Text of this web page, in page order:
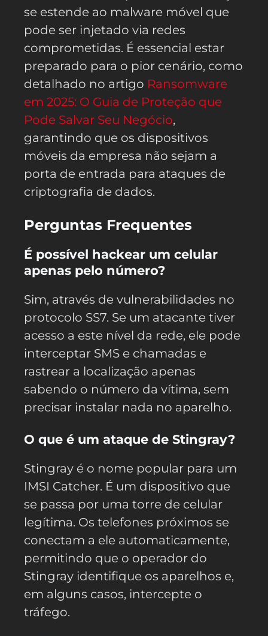
se estende ao malware móvel que
pode ser injetado via redes
comprometidas. É essencial estar
preparado para o pior cenário, como
detalhado no artigo Ransomware
em 2025: O Guia de Proteção que
Pode Salvar Seu Negócio,
garantindo que os dispositivos
móveis da empresa não sejam a
porta de entrada para ataques de
criptografia de dados.
Perguntas Frequentes
É possível hackear um celular
apenas pelo número?
Sim, através de vulnerabilidades no
protocolo SS7. Se um atacante tiver
acesso a este nível da rede, ele pode
interceptar SMS e chamadas e
rastrear a localização apenas
sabendo o número da vítima, sem
precisar instalar nada no aparelho.
O que é um ataque de Stingray?
Stingray é o nome popular para um
IMSI Catcher. É um dispositivo que
se passa por uma torre de celular
legítima. Os telefones próximos se
conectam a ele automaticamente,
permitindo que o operador do
Stingray identifique os aparelhos e,
em alguns casos, intercepte o
tráfego.